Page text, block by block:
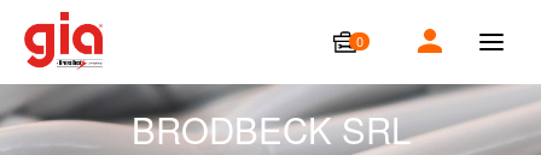
0
T
g
g
l
BRODBECK SRL